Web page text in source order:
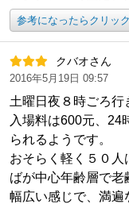
参考になったらクリック
クバオさん
2016年5月19日 09:57
土曜日夜８時ごろ行
入場料は600元、24
られるようです。
おそらく軽く５０
ばが中心年齢層で
幅広い感じで、満遍